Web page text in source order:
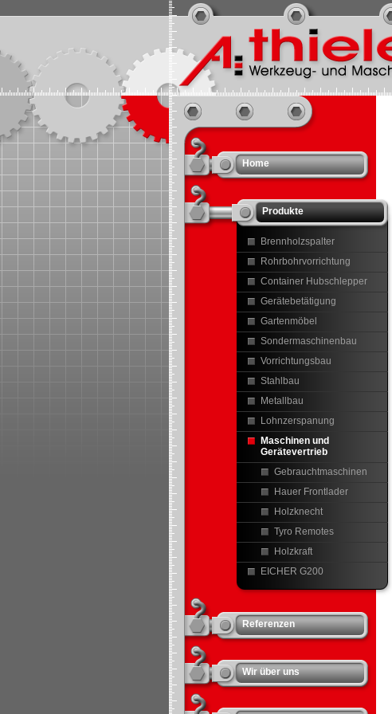
Home
Produkte
Brennholzspalter
Rohrbohrvorrichtung
Container Hubschlepper
Gerätebetätigung
Gartenmöbel
Sondermaschinenbau
Vorrichtungsbau
Stahlbau
Metallbau
Lohnzerspanung
Maschinen und
Gerätevertrieb
Gebrauchtmaschinen
Hauer Frontlader
Holzknecht
Tyro Remotes
Holzkraft
EICHER G200
Referenzen
Wir über uns